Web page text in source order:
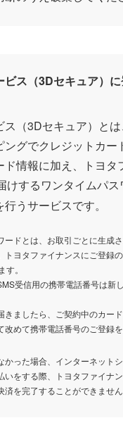
ビス（3Dセキュア）
ス（3Dセキュア）と
ングでクレジットカー
ド情報に加え、トヨタ
けするワンタイムパス
うサービスです。
ードとは、お取引ごとに生成
トヨタファイナンスにご登録
。
受信用の携帯電話番号は新
きましたら、ご契約中のカー
改めて携帯電話番号のご登録
かった場合、インターネット
いをする際、トヨタファイナ
を完了することができません